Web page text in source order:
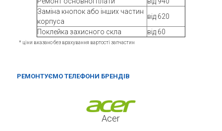
Заміна кнопок або інших частин
корпуса
від 620
Поклейка захисного скла
від 60
* ціни вказано без врахування вартості запчастин
РЕМОНТУЄМО ТЕЛЕФОНИ БРЕНДІВ
Acer